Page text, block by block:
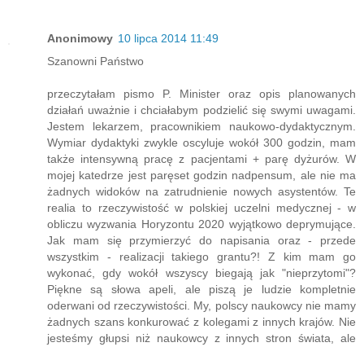
Anonimowy 10 lipca 2014 11:49
Szanowni Państwo
przeczytałam pismo P. Minister oraz opis planowanych
działań uważnie i chciałabym podzielić się swymi uwagami.
Jestem lekarzem, pracownikiem naukowo-dydaktycznym.
Wymiar dydaktyki zwykle oscyluje wokół 300 godzin, mam
także intensywną pracę z pacjentami + parę dyżurów. W
mojej katedrze jest paręset godzin nadpensum, ale nie ma
żadnych widoków na zatrudnienie nowych asystentów. Te
realia to rzeczywistość w polskiej uczelni medycznej - w
obliczu wyzwania Horyzontu 2020 wyjątkowo deprymujące.
Jak mam się przymierzyć do napisania oraz - przede
wszystkim - realizacji takiego grantu?! Z kim mam go
wykonać, gdy wokół wszyscy biegają jak "nieprzytomi"?
Piękne są słowa apeli, ale piszą je ludzie kompletnie
oderwani od rzeczywistości. My, polscy naukowcy nie mamy
żadnych szans konkurować z kolegami z innych krajów. Nie
jesteśmy głupsi niż naukowcy z innych stron świata, ale